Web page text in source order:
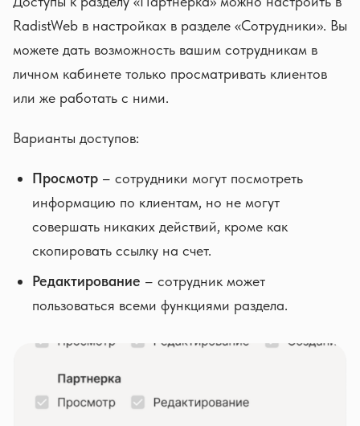
RadistWeb в настройках в разделе «Сотрудники». Вы
можете дать возможность вашим сотрудникам в
личном кабинете только просматривать клиентов
или же работать с ними.
Варианты доступов:
Просмотр – сотрудники могут посмотреть
информацию по клиентам, но не могут
совершать никаких действий, кроме как
скопировать ссылку на счет.
Редактирование – сотрудник может
пользоваться всеми функциями раздела.